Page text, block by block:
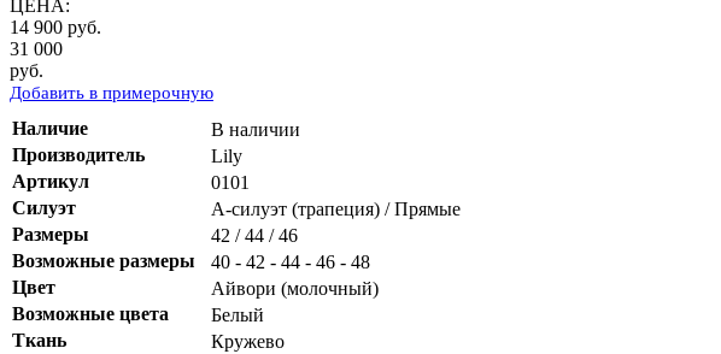
ЦЕНА:
14 900 руб.
31 000
руб.
Добавить в примерочную
Наличие
В наличии
Производитель
Lily
Артикул
0101
Силуэт
А-силуэт (трапеция) / Прямые
Размеры
42 / 44 / 46
Возможные размеры
40 - 42 - 44 - 46 - 48
Цвет
Айвори (молочный)
Возможные цвета
Белый
Ткань
Кружево